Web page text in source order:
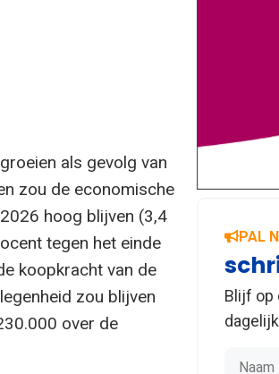
als gevolg van
zou de economische
hoog blijven (3,4
tegen het einde
koopkracht van de
zou blijven
over de
PAL
Blijf op